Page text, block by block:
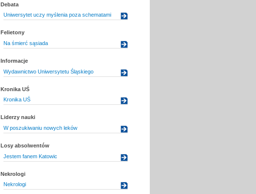
Debata
Uniwersytet uczy myślenia poza schematami
Felietony
Na śmierć sąsiada
Informacje
Wydawnictwo Uniwersytetu Śląskiego
Kronika UŚ
Kronika UŚ
Liderzy nauki
W poszukiwaniu nowych leków
Losy absolwentów
Jestem fanem Katowic
Nekrologi
Nekrologi